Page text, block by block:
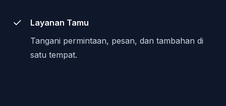
Layanan Tamu
Tangani permintaan, pesan, dan tambahan di
satu tempat.